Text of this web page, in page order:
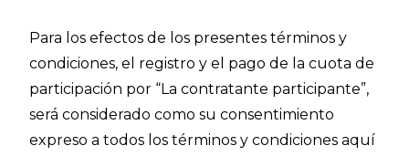
Para los efectos de los presentes términos y
condiciones, el registro y el pago de la cuota de
participación por “La contratante participante”,
será considerado como su consentimiento
expreso a todos los términos y condiciones aquí